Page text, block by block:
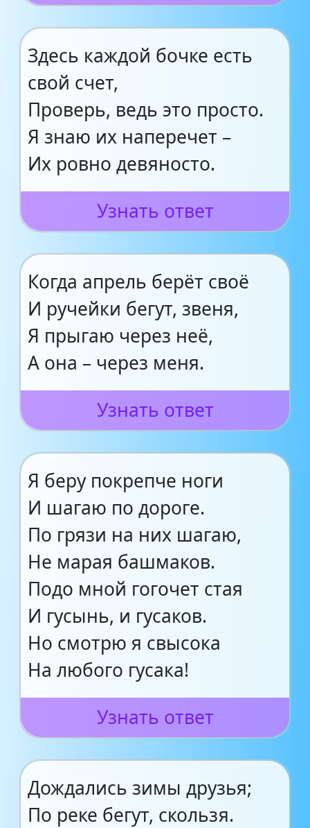
Здесь каждой бочке есть
свой счет,
Проверь, ведь это просто.
Я знаю их наперечет –
Их ровно девяносто.
Узнать ответ
Когда апрель берёт своё
И ручейки бегут, звеня,
Я прыгаю через неё,
А она – через меня.
Узнать ответ
Я беру покрепче ноги
И шагаю по дороге.
По грязи на них шагаю,
Не марая башмаков.
Подо мной гогочет стая
И гусынь, и гусаков.
Но смотрю я свысока
На любого гусака!
Узнать ответ
Дождались зимы друзья;
По реке бегут, скользя.